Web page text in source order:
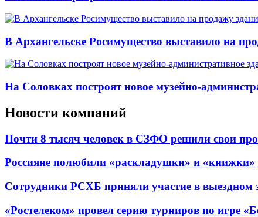
В Архангельске Росимущество выставило на
На Соловках построят новое музейно-
Новости компаний
Почти 8 тысяч человек в СЗФО решили свои
Россияне полюбили «раскладушки» и «книжки»
Сотрудники РСХБ приняли участие в выездном
«Ростелеком» провел серию турниров по игре